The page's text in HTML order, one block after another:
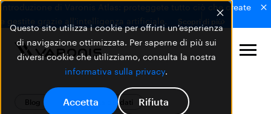
Questo sito utilizza i cookie per offrirti un'esperienza
di navigazione ottimizzata. Per saperne di più sui
diversi cookie che utilizziamo, consulta la nostra
informativa sulla privacy.
Accetta Rifiuta
Introduzione di Varonis Atlas: proteggete tutto ciò che create
e gestite grazie all'intelligenza artificiale.
Scopri di più
Blog La Sicurezza dei dati